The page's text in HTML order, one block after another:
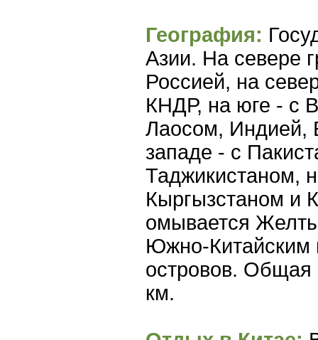
География:
Азии. На севере
Россией, на
КНДР, на юге - с
Лаосом, Индией,
западе - с
Таджикистаном,
Кыргызстаном и
омывается
Южно-Китайским
островов.
км.